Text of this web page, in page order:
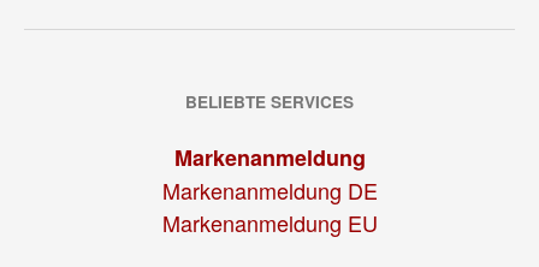
BELIEBTE SERVICES
Markenanmeldung
Markenanmeldung DE
Markenanmeldung EU